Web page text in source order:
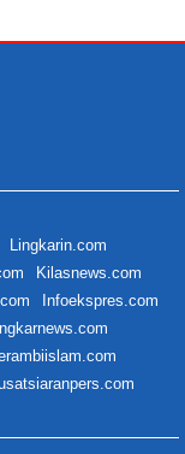
Lingkarin.com
Kilasnews.com
Infoekspres.com